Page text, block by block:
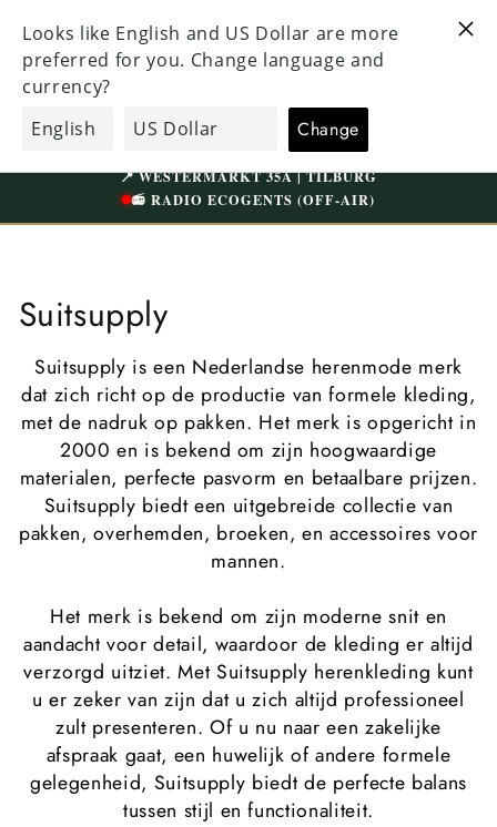
naar de
content
BEZOEK ONZE UNIEKE WINKEL IN TILBURG
WESTERMARKT | GRATIS PARKEREN
EcoGents
DINSDAG OM 10:00 WEER OPEN
📍 WESTERMARKT 35A | TILBURG
📻 RADIO ECOGENTS (OFF-AIR)
C
o
l
l
e
c
e
Suitsupply
Suitsupply is een Nederlandse herenmode merk
dat zich richt op de productie van formele kleding,
met de nadruk op pakken. Het merk is opgericht in
2000 en is bekend om zijn hoogwaardige
materialen, perfecte pasvorm en betaalbare prijzen.
Suitsupply biedt een uitgebreide collectie van
pakken, overhemden, broeken, en accessoires voor
mannen.
Het merk is bekend om zijn moderne snit en
aandacht voor detail, waardoor de kleding er altijd
verzorgd uitziet. Met Suitsupply herenkleding kunt
u er zeker van zijn dat u zich altijd professioneel
zult presenteren. Of u nu naar een zakelijke
afspraak gaat, een huwelijk of andere formele
gelegenheid, Suitsupply biedt de perfecte balans
tussen stijl en functionaliteit.